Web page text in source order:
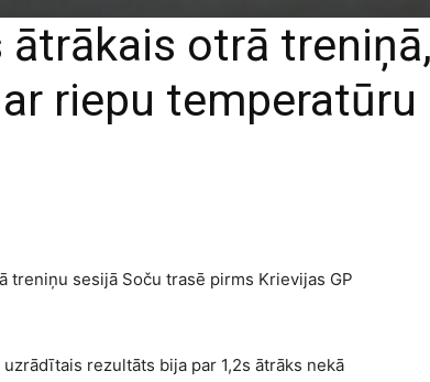
otrā treniņā,
ar riepu temperatūru
treniņu sesijā Soču trasē pirms Krievijas GP
rezultāts bija par 1,2s ātrāks nekā